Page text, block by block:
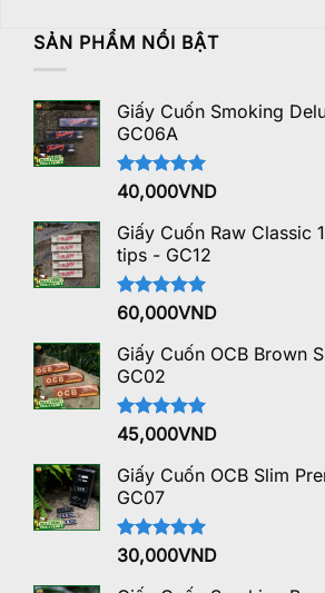
SẢN PHẨM NỔI BẬT
Giấy Cuốn Smoking
GC06A
Được xếp
hạng
5 sao
40,000VND
Giấy Cuốn Raw Classic
tips - GC12
Được xếp
hạng
5 sao
60,000VND
Giấy Cuốn OCB Brown
GC02
Được xếp
hạng
5 sao
45,000VND
Giấy Cuốn OCB Slim
GC07
Được xếp
hạng
5 sao
30,000VND